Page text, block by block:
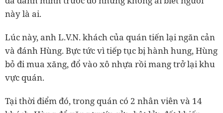
này là ai.
Lúc này, anh L.V.N. khách của quán tiến lại ngăn cản
và đánh Hùng. Bực tức vì tiếp tục bị hành hung, Hùng
bỏ đi mua xăng, đổ vào xô nhựa rồi mang trở lại khu
vực quán.
Tại thời điểm đó, trong quán có 2 nhân viên và 14